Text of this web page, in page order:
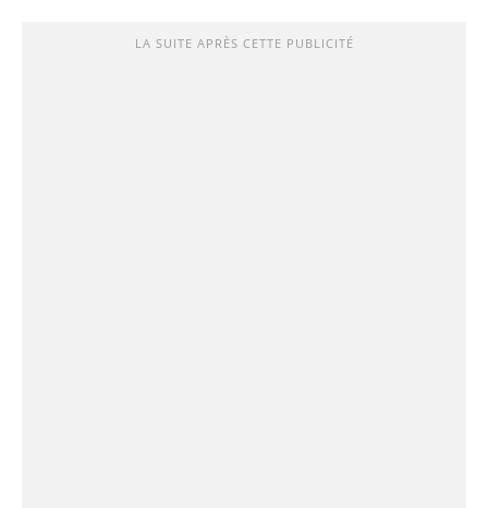
LA SUITE APRÈS CETTE PUBLICITÉ